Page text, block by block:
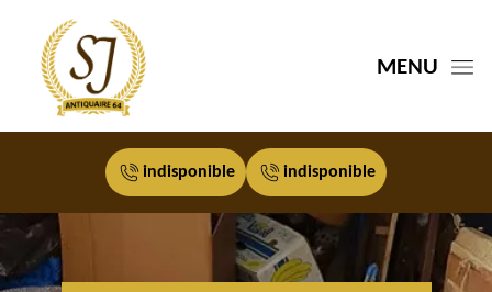
MENU
indisponible indisponible